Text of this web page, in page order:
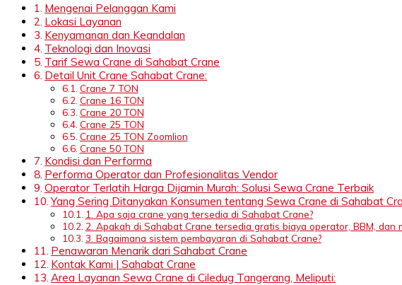
Mengenai Pelanggan Kami
Lokasi Layanan
Kenyamanan dan Keandalan
Teknologi dan Inovasi
Tarif Sewa Crane di Sahabat Crane
Detail Unit Crane Sahabat Crane:
Crane 7 TON
Crane 16 TON
Crane 20 TON
Crane 25 TON
Crane 25 TON Zoomlion
Crane 50 TON
Kondisi dan Performa
Performa Operator dan Profesionalitas Vendor
Operator Terlatih Harga Dijamin Murah: Solusi Sewa Crane Terbaik
Yang Sering Ditanyakan Konsumen tentang Sewa Crane di Sahabat
1. Apa saja crane yang tersedia di Sahabat Crane?
2. Apakah di Sahabat Crane tersedia gratis biaya operator, BBM, dan
3. Bagaimana sistem pembayaran di Sahabat Crane?
Penawaran Menarik dari Sahabat Crane
Kontak Kami | Sahabat Crane
Area Layanan Sewa Crane di Ciledug Tangerang, Meliputi: